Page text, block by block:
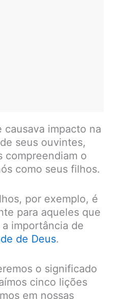
causava impacto na
seus ouvintes,
compreendiam o
como seus filhos.
por exemplo, é
para aqueles que
importância de
de Deus.
o significado
cinco lições
em nossas